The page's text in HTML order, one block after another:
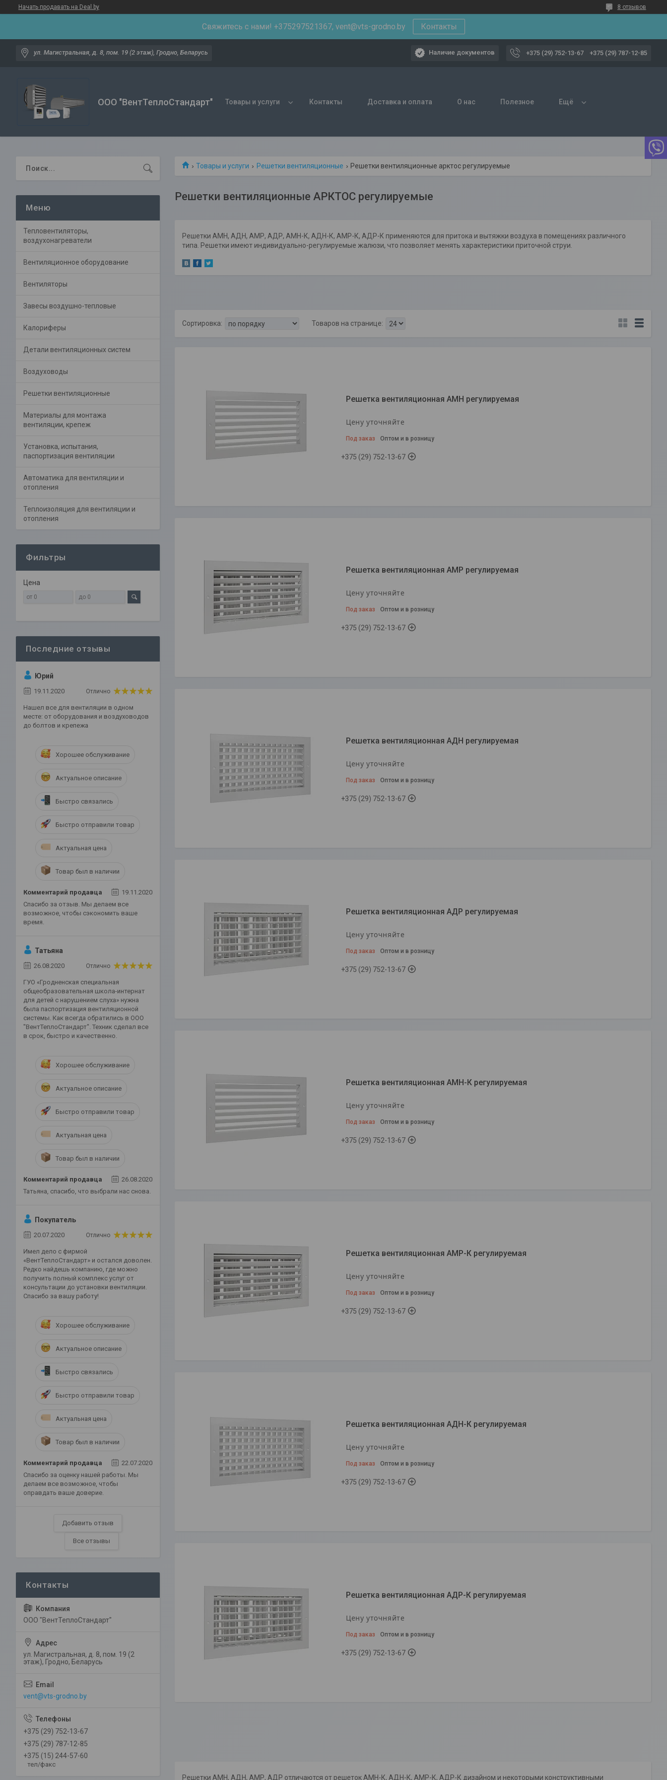
Начать продавать на Deal.by 8 отзывов
Свяжитесь с нами! +375297521367, vent@vts-grodno.by Контакты
ул. Магистральная, д. 8, пом. 19 (2 этаж), Гродно, Беларусь Наличие документов +375 (29) 752-13-67 +375 (29) 787-12-85
ООО "ВентТеплоСтандарт" Товары и услуги Контакты Доставка и оплата О нас Полезное Ещё
Товары и услуги Решетки вентиляционные Решетки вентиляционные арктос регулируемые
Решетки вентиляционные АРКТОС регулируемые
Решетки АМН, АДН, АМР, АДР, АМН-К, АДН-К, АМР-К, АДР-К применяются для притока и вытяжки воздуха в помещениях различного
типа. Решетки имеют индивидуально-регулируемые жалюзи, что позволяет менять характеристики приточной струи.
Решетка вентиляционная АМН регулируемая
Цену уточняйте
Под заказ Оптом и в розницу
+375 (29) 752-13-67
Решетка вентиляционная АМР регулируемая
Цену уточняйте
Под заказ Оптом и в розницу
+375 (29) 752-13-67
Решетка вентиляционная АДН регулируемая
Цену уточняйте
Под заказ Оптом и в розницу
+375 (29) 752-13-67
Решетка вентиляционная АДР регулируемая
Цену уточняйте
Под заказ Оптом и в розницу
+375 (29) 752-13-67
Решетка вентиляционная АМН-К регулируемая
Цену уточняйте
Под заказ Оптом и в розницу
+375 (29) 752-13-67
Решетка вентиляционная АМР-К регулируемая
Цену уточняйте
Под заказ Оптом и в розницу
+375 (29) 752-13-67
Решетка вентиляционная АДН-К регулируемая
Цену уточняйте
Под заказ Оптом и в розницу
+375 (29) 752-13-67
Решетка вентиляционная АДР-К регулируемая
Цену уточняйте
Под заказ Оптом и в розницу
+375 (29) 752-13-67
Решетки АМН, АДН, АМР, АДР отличаются от решеток АМН-К, АДН-К, АМР-К, АДР-К дизайном и некоторыми конструктивными
Тепловентиляторы,
воздухонагреватели
Вентиляционное оборудование
Вентиляторы
Завесы воздушно-тепловые
Калориферы
Детали вентиляционных систем
Воздуховоды
Решетки вентиляционные
Материалы для монтажа
вентиляции, крепеж
Установка, испытания,
паспортизация вентиляции
Автоматика для вентиляции и
отопления
Теплоизоляция для вентиляции и
отопления
Фильтры
Цена
Юрий
19.11.2020 Отлично
Нашел все для вентиляции в одном
месте: от оборудования и воздуховодов
до болтов и крепежа
Хорошее обслуживание
Актуальное описание
Быстро связались
Быстро отправили товар
Актуальная цена
Товар был в наличии
Комментарий продавца
19.11.2020
Спасибо за отзыв. Мы делаем все
возможное, чтобы сэкономить ваше
время.
Татьяна
26.08.2020 Отлично
ГУО «Гродненская специальная
общеобразовательная школа-интернат
для детей с нарушением слуха» нужна
была паспортизация вентиляционной
системы. Как всегда обратились в ООО
"ВентТеплоСтандарт". Техник сделал все
в срок, быстро и качественно.
Хорошее обслуживание
Актуальное описание
Быстро отправили товар
Актуальная цена
Товар был в наличии
Комментарий продавца
26.08.2020
Татьяна, спасибо, что выбрали нас снова.
Покупатель
20.07.2020 Отлично
Имел дело с фирмой
«ВентТеплоСтандарт» и остался доволен.
Редко найдешь компанию, где можно
получить полный комплекс услуг от
консультации до установки вентиляции.
Спасибо за вашу работу!
Хорошее обслуживание
Актуальное описание
Быстро связались
Быстро отправили товар
Актуальная цена
Товар был в наличии
Комментарий продавца
22.07.2020
Спасибо за оценку нашей работы. Мы
делаем все возможное, чтобы
оправдать ваше доверие.
Добавить отзыв
Все отзывы
ООО "ВентТеплоСтандарт"
ул. Магистральная, д. 8, пом. 19 (2
этаж), Гродно, Беларусь
vent@vts-grodno.by
+375 (29) 752-13-67
+375 (29) 787-12-85
+375 (15) 244-57-60
тел/факс